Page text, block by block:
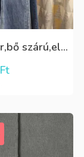
Farmer,bő szárú,elöl és oldalt zsebes lány nadrág
Ft